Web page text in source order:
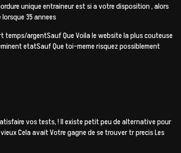
unique entraineur est si a votre disposition , alors
35 annees
temps/argentSauf Que Voila le website la plus couteuse
etatSauf Que toi-meme risquez possiblement
vos tests, ! Il existe petit peu de alternative pour
Cela avait Votre gagne de se trouver tr precis Les